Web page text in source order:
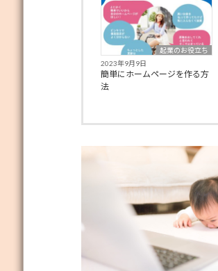
起業のお役立ち
2023年9月9日
簡単にホームページを作る方
法